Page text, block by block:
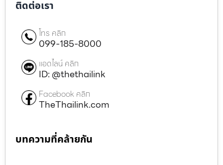
ติดต่อเรา
โทร คลิก
099-185-8000
แอดไลน์ คลิก
ID: @thethailink
Facebook คลิก
TheThailink.com
บทความที่คล้ายกัน